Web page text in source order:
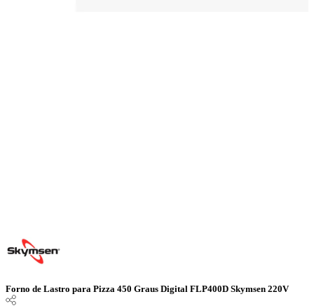
Forno de Lastro para Pizza 450 Graus Digital FLP400D Skymsen 220V